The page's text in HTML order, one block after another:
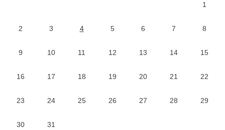
1
2 3 4 5 6 7 8
9 10 11 12 13 14 15
16 17 18 19 20 21 22
23 24 25 26 27 28 29
30 31